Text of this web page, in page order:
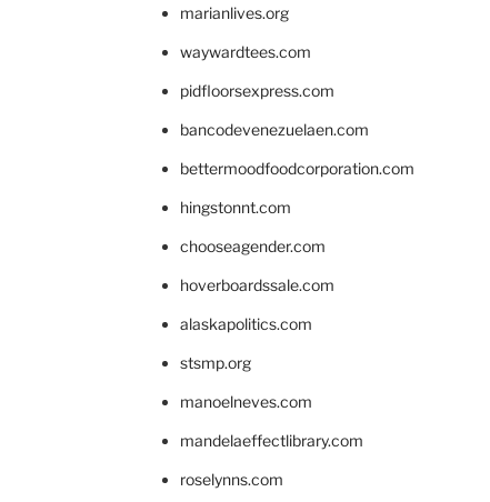
marianlives.org
waywardtees.com
pidfloorsexpress.com
bancodevenezuelaen.com
bettermoodfoodcorporation.com
hingstonnt.com
chooseagender.com
hoverboardssale.com
alaskapolitics.com
stsmp.org
manoelneves.com
mandelaeffectlibrary.com
roselynns.com